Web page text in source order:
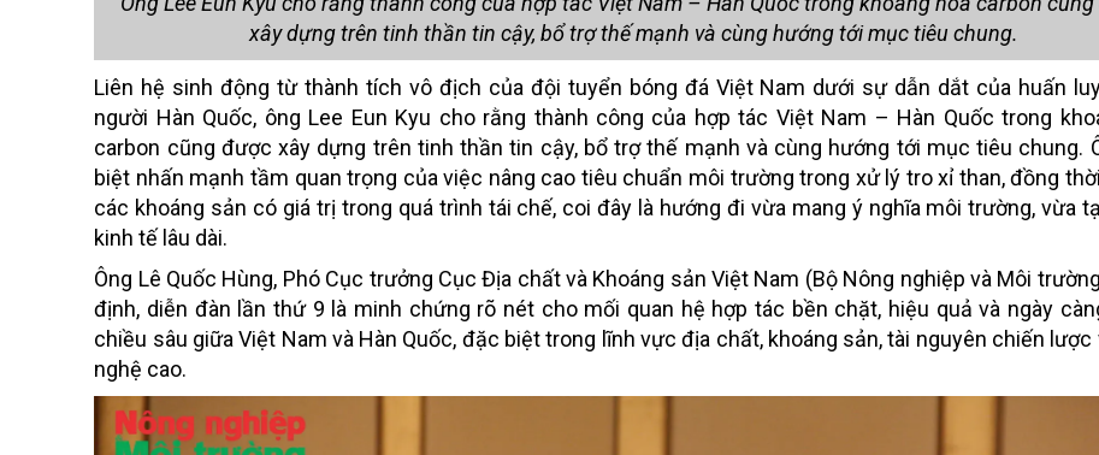
xây dựng trên tinh thần tin cậy, bổ trợ thế mạnh và cùng hướng tới mục tiêu chung.
Liên hệ sinh động từ thành tích vô địch của đội tuyển bóng đá Việt Nam dưới sự dẫn dắt của huấn
người Hàn Quốc, ông Lee Eun Kyu cho rằng thành công của hợp tác Việt Nam – Hàn Quốc trong
carbon cũng được xây dựng trên tinh thần tin cậy, bổ trợ thế mạnh và cùng hướng tới mục tiêu chung.
biệt nhấn mạnh tầm quan trọng của việc nâng cao tiêu chuẩn môi trường trong xử lý tro xỉ than, đồng
các khoáng sản có giá trị trong quá trình tái chế, coi đây là hướng đi vừa mang ý nghĩa môi trường, vừa
kinh tế lâu dài.
Ông Lê Quốc Hùng, Phó Cục trưởng Cục Địa chất và Khoáng sản Việt Nam (Bộ Nông nghiệp và Môi
định, diễn đàn lần thứ 9 là minh chứng rõ nét cho mối quan hệ hợp tác bền chặt, hiệu quả và ngày
chiều sâu giữa Việt Nam và Hàn Quốc, đặc biệt trong lĩnh vực địa chất, khoáng sản, tài nguyên chiến lược
nghệ cao.